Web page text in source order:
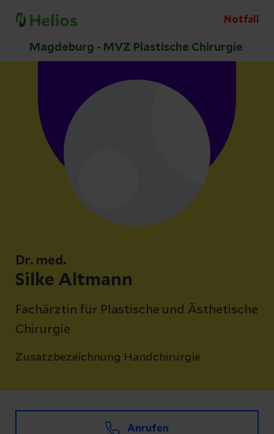
Notfall
Magdeburg - MVZ Plastische Chirurgie
Dr. med.
Silke Altmann
Fachärztin für Plastische und Ästhetische
Chirurgie
Zusatzbezeichnung Handchirurgie
Anrufen